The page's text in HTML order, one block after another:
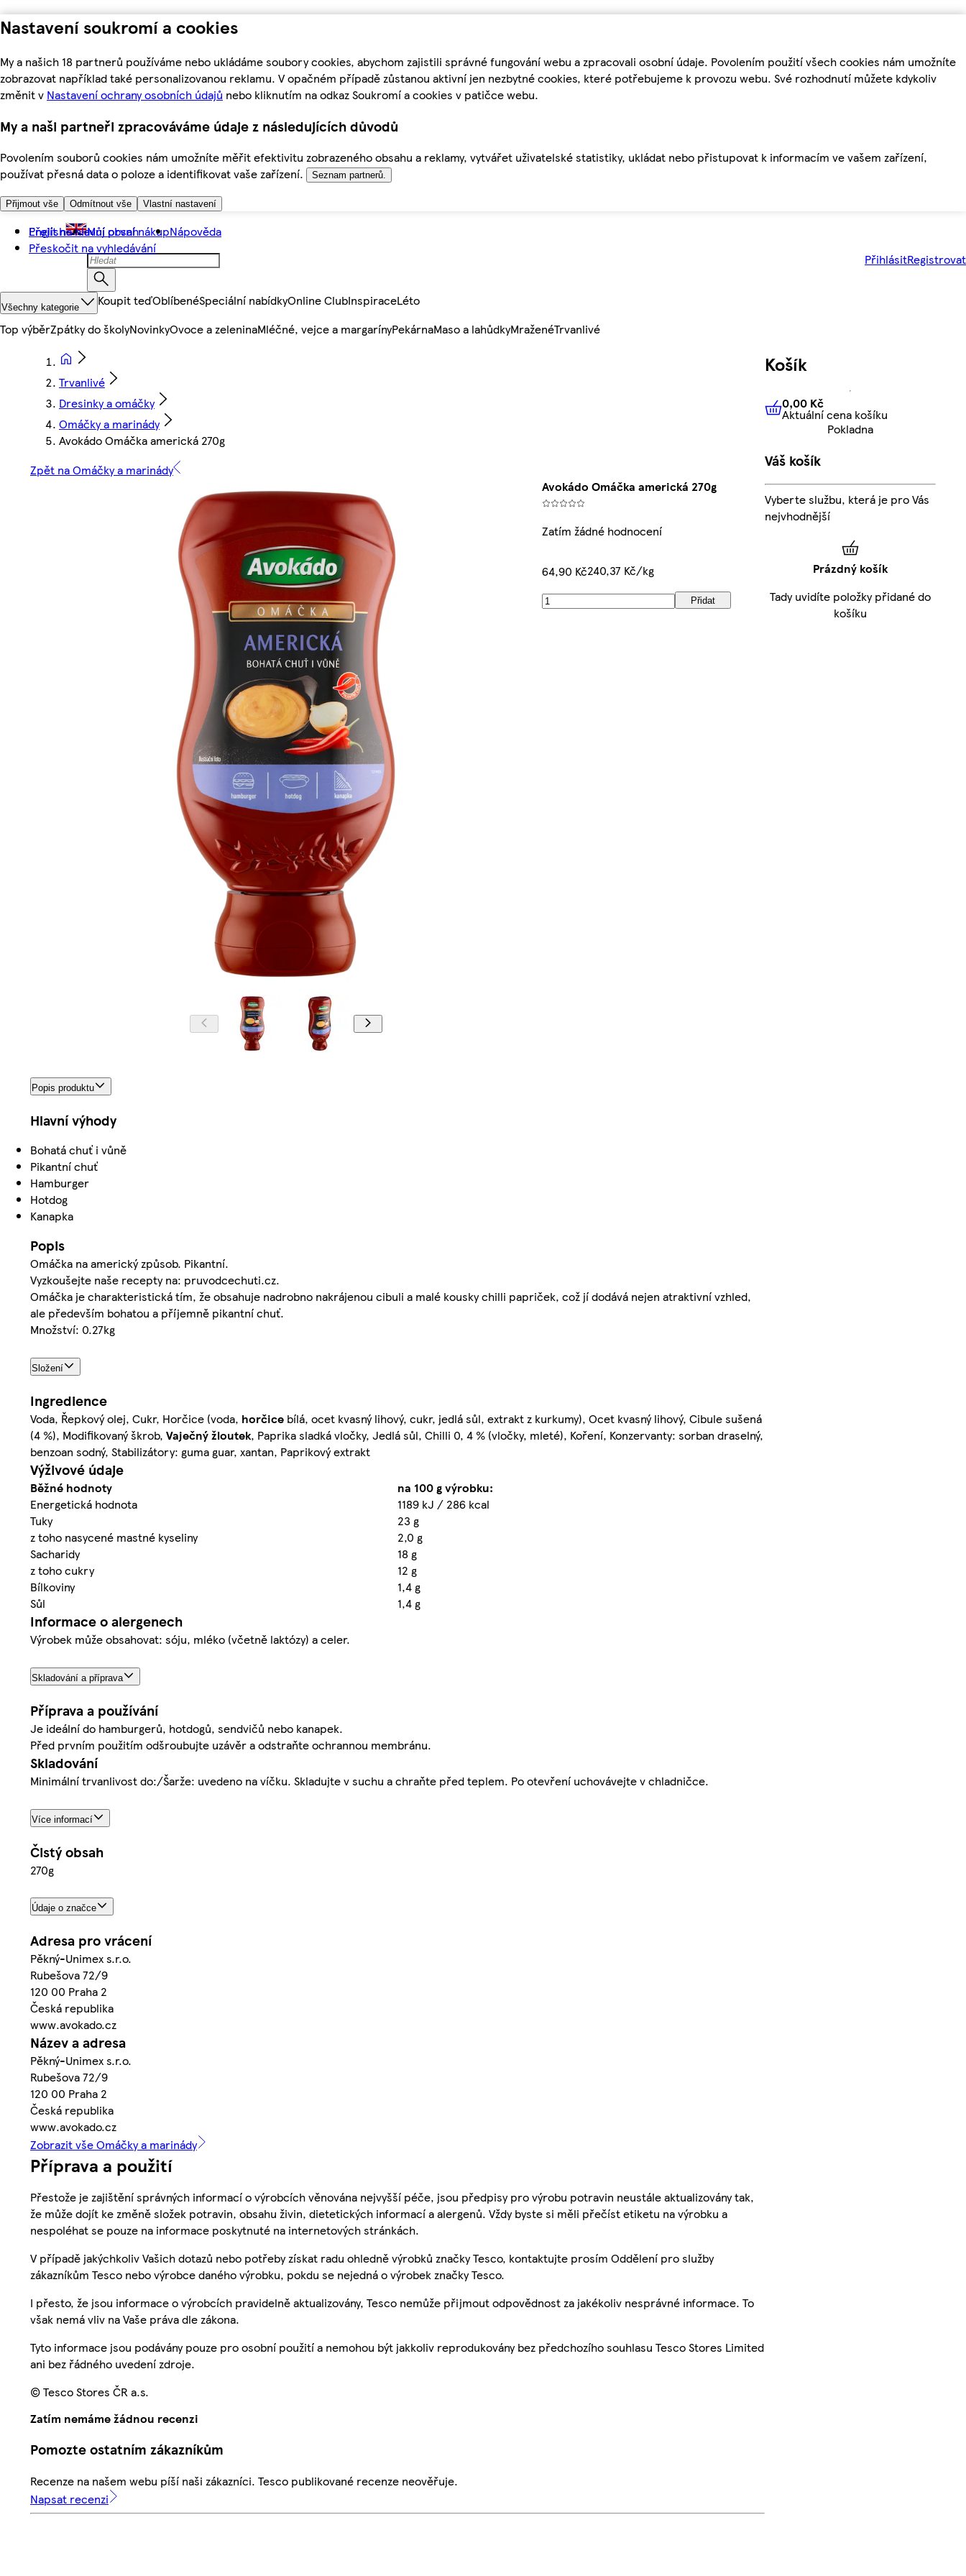
Nastavení soukromí a cookies
My a našich 18 partnerů používáme nebo ukládáme soubory cookies, abychom zajistili správné fungování webu a zpracovali osobní údaje. Povolením použití všech cookies nám umožníte
zobrazovat například také personalizovanou reklamu. V opačném případě zůstanou aktivní jen nezbytné cookies, které potřebujeme k provozu webu. Své rozhodnutí můžete kdykoliv
změnit v Nastavení ochrany osobních údajů nebo kliknutím na odkaz Soukromí a cookies v patičce webu.
My a naši partneři zpracováváme údaje z následujících důvodů
Povolením souborů cookies nám umožníte měřit efektivitu zobrazeného obsahu a reklamy, vytvářet uživatelské statistiky, ukládat nebo přistupovat k informacím ve vašem zařízení,
používat přesná data o poloze a identifikovat vaše zařízení.
Seznam partnerů.
Přijmout vše Odmítnout vše Vlastní nastavení
Přejít na hlavní obsah
Přeskočit na vyhledávání
English Můj první nákupNápověda
PřihlásitRegistrovat
Všechny kategorie Koupit teďOblíbenéSpeciální nabídkyOnline ClubInspiraceLéto
Top výběrZpátky do školyNovinkyOvoce a zeleninaMléčné, vejce a margarínyPekárnaMaso a lahůdkyMraženéTrvanlivé
Trvanlivé
Dresinky a omáčky
Omáčky a marinády
Avokádo Omáčka americká 270g
Zpět na Omáčky a marinády
Avokádo Omáčka americká 270g
Zatím žádné hodnocení
64,90 Kč240,37 Kč/kg
Přidat
Popis produktu
Hlavní výhody
Bohatá chuť i vůně
Pikantní chuť
Hamburger
Hotdog
Kanapka
Popis
Omáčka na americký způsob. Pikantní.
Vyzkoušejte naše recepty na: pruvodcechuti.cz.
Omáčka je charakteristická tím, že obsahuje nadrobno nakrájenou cibuli a malé kousky chilli papriček, což jí dodává nejen atraktivní vzhled,
ale především bohatou a příjemně pikantní chuť.
Množství: 0.27kg
Složení
Ingredience
Voda, Řepkový olej, Cukr, Horčice (voda, horčice bílá, ocet kvasný lihový, cukr, jedlá sůl, extrakt z kurkumy), Ocet kvasný lihový, Cibule sušená
(4 %), Modifikovaný škrob, Vaječnýžloutek, Paprika sladká vločky, Jedlá sůl, Chilli 0, 4 % (vločky, mleté), Koření, Konzervanty: sorban draselný,
benzoan sodný, Stabilizátory: guma guar, xantan, Paprikový extrakt
Výživové údaje
Běžné hodnoty
na 100 g výrobku:
Energetická hodnota
1189 kJ / 286 kcal
Tuky
23 g
z toho nasycené mastné kyseliny
2,0 g
Sacharidy
18 g
z toho cukry
12 g
Bílkoviny
1,4 g
Sůl
1,4 g
Informace o alergenech
Výrobek může obsahovat: sóju, mléko (včetně laktózy) a celer.
Skladování a příprava
Příprava a používání
Je ideální do hamburgerů, hotdogů, sendvičů nebo kanapek.
Před prvním použitím odšroubujte uzávěr a odstraňte ochrannou membránu.
Skladování
Minimální trvanlivost do:/Šarže: uvedeno na víčku. Skladujte v suchu a chraňte před teplem. Po otevření uchovávejte v chladničce.
Více informací
Čistý obsah
270g
Údaje o značce
Adresa pro vrácení
Pěkný-Unimex s.r.o.
Rubešova 72/9
120 00 Praha 2
Česká republika
www.avokado.cz
Název a adresa
Pěkný-Unimex s.r.o.
Rubešova 72/9
120 00 Praha 2
Česká republika
www.avokado.cz
Zobrazit vše Omáčky a marinády
Příprava a použití
Přestože je zajištění správných informací o výrobcích věnována nejvyšší péče, jsou předpisy pro výrobu potravin neustále aktualizovány tak,
že může dojít ke změně složek potravin, obsahu živin, dietetických informací a alergenů. Vždy byste si měli přečíst etiketu na výrobku a
nespoléhat se pouze na informace poskytnuté na internetových stránkách.
V případě jakýchkoliv Vašich dotazů nebo potřeby získat radu ohledně výrobků značky Tesco, kontaktujte prosím Oddělení pro služby
zákazníkům Tesco nebo výrobce daného výrobku, pokdu se nejedná o výrobek značky Tesco.
I přesto, že jsou informace o výrobcích pravidelně aktualizovány, Tesco nemůže přijmout odpovědnost za jakékoliv nesprávné informace. To
však nemá vliv na Vaše práva dle zákona.
Tyto informace jsou podávány pouze pro osobní použití a nemohou být jakkoliv reprodukovány bez předchozího souhlasu Tesco Stores Limited
ani bez řádného uvedení zdroje.
© Tesco Stores ČR a.s.
Zatím nemáme žádnou recenzi
Pomozte ostatním zákazníkům
Recenze na našem webu píší naši zákazníci. Tesco publikované recenze neověřuje.
Napsat recenzi
Košík
0,00 KčAktuální cena košíku
0,00 Kč
Aktuální cena košíku
Pokladna
Váš košík
Vyberte službu, která je pro Vás
nejvhodnější
Prázdný košík
Tady uvidíte položky přidané do
košíku